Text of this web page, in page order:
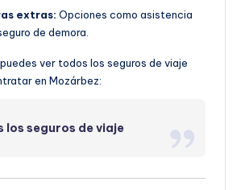
extras: Opciones como asistencia
de demora.
ver todos los seguros de viaje
en Mozárbez:
los seguros de viaje